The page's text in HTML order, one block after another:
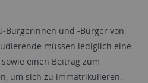
Bürgerinnen und -Bürger von
müssen lediglich eine
einen Beitrag zum
um sich zu immatrikulieren.